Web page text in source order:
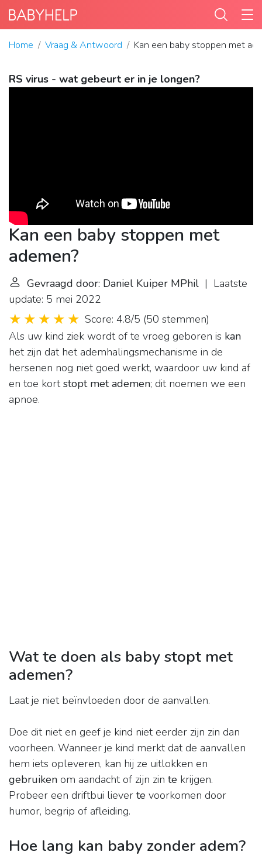
Home Vraag & Antwoord Kan een baby stoppen met
RS virus - wat gebeurt er in je longen?
Kan een baby stoppen met
ademen?
Gevraagd door: Daniel Kuiper MPhil | Laatste
update: 5 mei 2022
Score: 4.8/5 (50 stemmen)
Als uw kind ziek wordt of te vroeg geboren is kan
het zijn dat het ademhalingsmechanisme in de
hersenen nog niet goed werkt, waardoor uw kind af
en toe kortstopt met ademen; dit noemen we een
apnoe.
Wat te doen als baby stopt met
ademen?
Laat je niet beïnvloeden door de aanvallen.
Doe dit niet en geef je kind niet eerder zijn zin dan
voorheen. Wanneer je kind merkt dat de aanvallen
hem iets opleveren, kan hij ze uitlokken en
gebruiken om aandacht of zijn zin te krijgen.
Probeer een driftbui liever te voorkomen door
humor, begrip of afleiding.
Hoe lang kan baby zonder adem?